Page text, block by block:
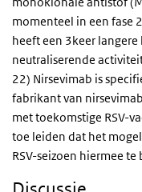
momenteel in een fase
heeft een 3keer
neutraliserende
22) Nirsevimab is
fabrikant van
met toekomstige RSV-
toe leiden dat het
RSV-seizoen hiermee te